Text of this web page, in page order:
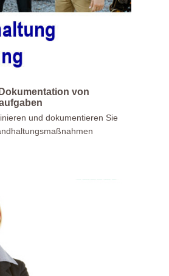
von
und dokumentieren Sie